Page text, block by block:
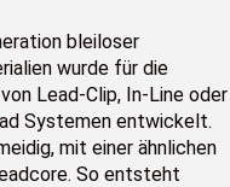
bleiloser
wurde für die
Lead-Clip, In-Line oder
Systemen entwickelt.
mit einer ähnlichen
So entsteht